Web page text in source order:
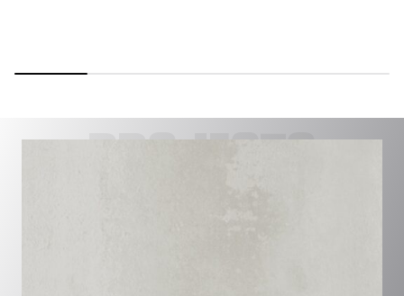
PROJECTS